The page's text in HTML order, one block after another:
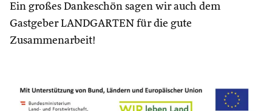
Ein großes Dankeschön sagen wir auch dem
Gastgeber LANDGARTEN für die gute
Zusammenarbeit!